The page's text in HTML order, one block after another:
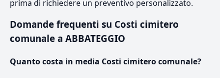
prima di richiedere un preventivo personalizzato.
Domande frequenti su Costi cimitero
comunale a ABBATEGGIO
Quanto costa in media Costi cimitero comunale?